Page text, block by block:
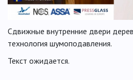
Сдвижные внутренние двери
технология шумоподавления.
Текст ожидается.